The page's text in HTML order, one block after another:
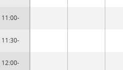
11:00-
11:30-
12:00-